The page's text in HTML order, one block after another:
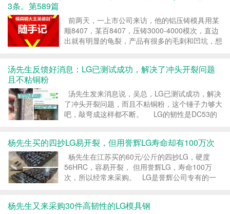
3条。第589篇
前两天，一上市公司来访，他的铝压铸模具用某
顺8407，某百8407，压铸3000-4000模次，直边
出就有明显的龟裂，产品有很多的毛刺和凹坑，想
的问题，同一款模具钢...
汤先生反馈好消息：LG已测试成功，解决了冲头开裂问题
且不粘铜粉
汤先生发来消息说，吴总，LG已测试成功，解决
了冲头开裂问题，而且不粘铜粉，这个锤子力够大
吧，敲弯成这样都不断。 LG的韧性是DC53的
杨先生买的四抄LG易开裂，但用誉辉LG寿命却有100万次
杨先生在江苏买的60元/公斤的四抄LG，硬度
56HRC，容易开裂， 但用誉辉LG，寿命100万
次，所以经常来采购。 LG是誉辉公司专有的一
在...
杨先生又来采购30件高韧性的LG模具钢